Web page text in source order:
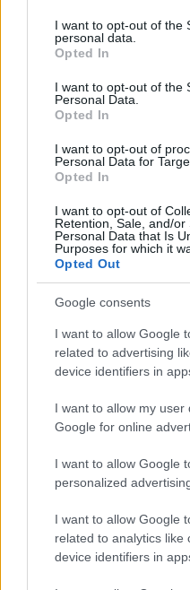
not limited to your visit or
grant or deny consent to
use your data for below
consent section.
I want to opt-out of the
personal data.
Opted In
I want to opt-out of the
Personal Data.
Opted In
I want to opt-out of
Personal Data for
Opted In
I want to opt-out of
Retention, Sale, and/or
Personal Data that Is
Purposes for which it
Opted Out
Google consents
I want to allow Google
related to advertising
device identifiers in
I want to allow my user
Google for online
I want to allow Google
personalized
I want to allow Google
related to analytics like
device identifiers in
A család épp vásárlásból
őket az őrült állatok.
2019. július 10. 16:04
Elítélték azt a
több emberre is
Jogerősen is elítélték az
akinek a kutyája több
megsérült és hiába telt el
sem tud rendesen rágni.
amikor a 30 kilós
segítségére siető
polgármestert jogerősen